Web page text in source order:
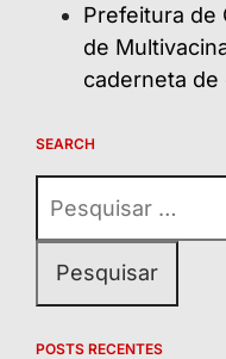
Prefeitura de
de
caderneta
SEARCH
por:
POSTS RECENTES